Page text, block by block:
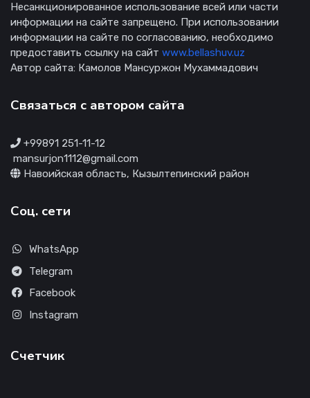
Несанкционированное использование всей или части
информации на сайте запрещено. При использовании
информации на сайте по согласованию, необходимо
предоставить ссылку на сайт www.bellashuv.uz
Автор сайта: Камолов Мансуржон Мухаммадович
Связаться с автором сайта
+99891 251-11-12
mansurjon1112@gmail.com
Навоийская область, Кызылтепинский район
Соц. сети
WhatsApp
Telegram
Facebook
Instagram
Счетчик